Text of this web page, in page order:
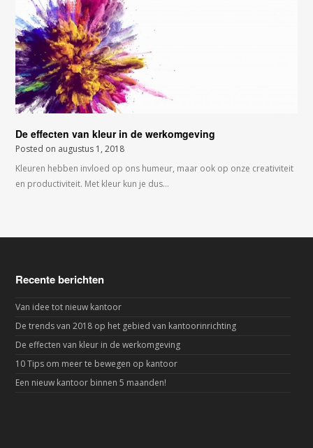
De effecten van kleur in de werkomgeving
Posted on augustus 1, 2018
Kleuren hebben invloed op ons humeur, maar ook op onze creativiteit
en productiviteit. Met kleur kun je dus…
Recente berichten
Van idee tot nieuw kantoor
De trends van 2018 op het gebied van kantoorinrichting
De effecten van kleur in de werkomgeving
10 Tips om meer te bewegen op kantoor
Een nieuw kantoor binnen 5 maanden!